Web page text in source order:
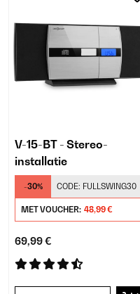
V-15-BT - Stereo-
installatie
-30% CODE: FULLSWING30
MET VOUCHER: 48,99 €
69,99 €